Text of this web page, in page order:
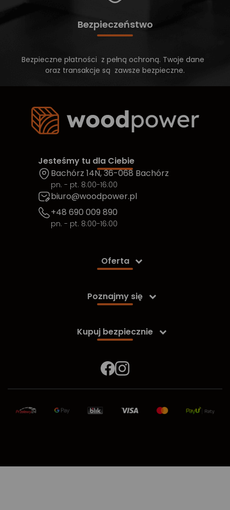
Bezpieczeństwo
Bezpieczne płatności z pełną ochroną. Twoje dane
oraz transakcje są zawsze bezpieczne.
Jesteśmy tu dla Ciebie
Bachórz 14N, 36-068 Bachórz
pn. - pt. 8:00-16:00
biuro@woodpower.pl
+48 690 009 890
pn. - pt. 8:00-16:00
Oferta 
Poznajmy się 
Kupuj bezpiecznie 